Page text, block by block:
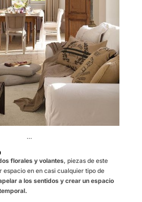
…
florales y volantes, piezas de este
espacio en en casi cualquier tipo de
a los sentidos y crear un espacio